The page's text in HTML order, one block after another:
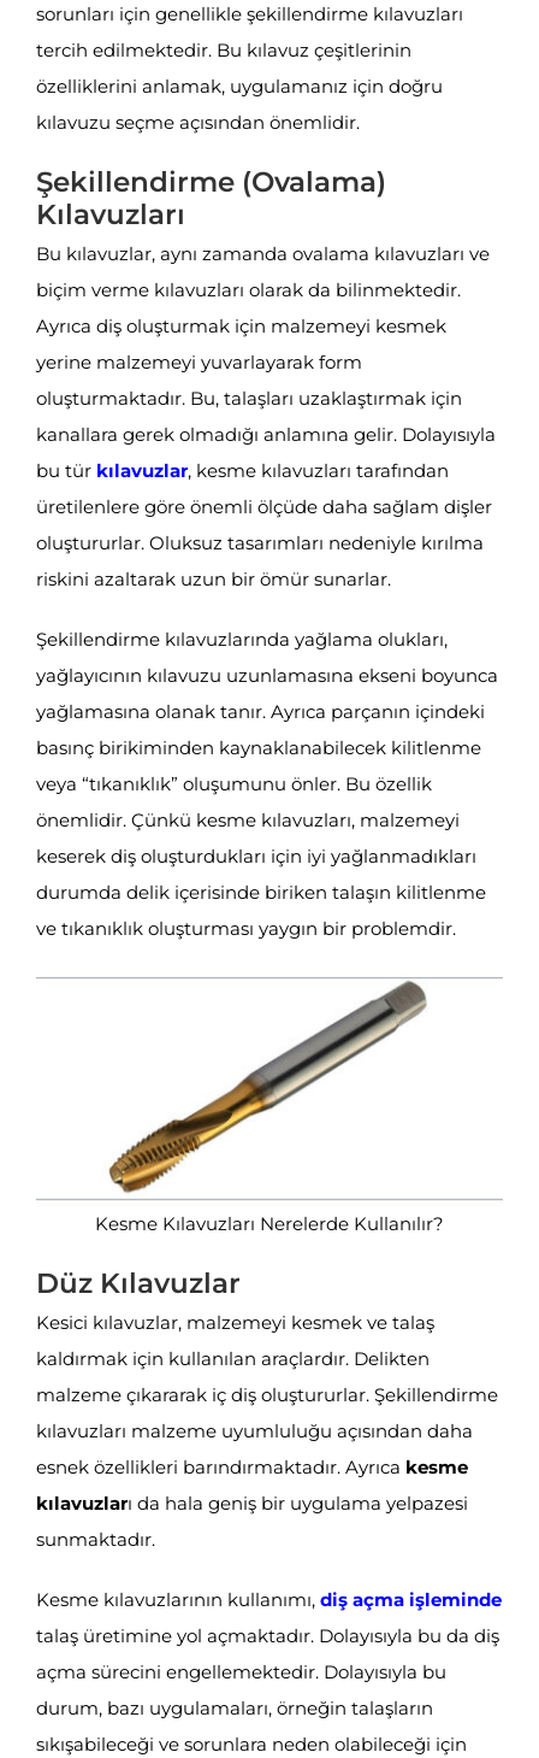
sorunları için genellikle şekillendirme kılavuzları
tercih edilmektedir. Bu kılavuz çeşitlerinin
özelliklerini anlamak, uygulamanız için doğru
kılavuzu seçme açısından önemlidir.
Şekillendirme (Ovalama)
Kılavuzları
Bu kılavuzlar, aynı zamanda ovalama kılavuzları ve
biçim verme kılavuzları olarak da bilinmektedir.
Ayrıca diş oluşturmak için malzemeyi kesmek
yerine malzemeyi yuvarlayarak form
oluşturmaktadır. Bu, talaşları uzaklaştırmak için
kanallara gerek olmadığı anlamına gelir. Dolayısıyla
bu türkılavuzlar, kesme kılavuzları tarafından
üretilenlere göre önemli ölçüde daha sağlam dişler
oluştururlar. Oluksuz tasarımları nedeniyle kırılma
riskini azaltarak uzun bir ömür sunarlar.
Şekillendirme kılavuzlarında yağlama olukları,
yağlayıcının kılavuzu uzunlamasına ekseni boyunca
yağlamasına olanak tanır. Ayrıca parçanın içindeki
basınç birikiminden kaynaklanabilecek kilitlenme
veya “tıkanıklık” oluşumunu önler. Bu özellik
önemlidir. Çünkü kesme kılavuzları, malzemeyi
keserek diş oluşturdukları için iyi yağlanmadıkları
durumda delik içerisinde biriken talaşın kilitlenme
ve tıkanıklık oluşturması yaygın bir problemdir.
Kesme Kılavuzları Nerelerde Kullanılır?
Düz Kılavuzlar
Kesici kılavuzlar, malzemeyi kesmek ve talaş
kaldırmak için kullanılan araçlardır. Delikten
malzeme çıkararak iç diş oluştururlar. Şekillendirme
kılavuzları malzeme uyumluluğu açısından daha
esnek özellikleri barındırmaktadır. Ayrıca kesme
kılavuzları da hala geniş bir uygulama yelpazesi
sunmaktadır.
Kesme kılavuzlarının kullanımı,diş açma işleminde
talaş üretimine yol açmaktadır. Dolayısıyla bu da diş
açma sürecini engellemektedir. Dolayısıyla bu
durum, bazı uygulamaları, örneğin talaşların
sıkışabileceği ve sorunlara neden olabileceği için